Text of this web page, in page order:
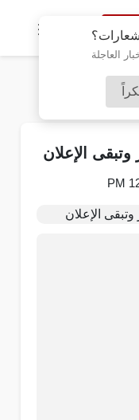
العاجلة
الإعلان